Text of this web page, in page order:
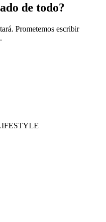
de todo?
Prometemos escribir